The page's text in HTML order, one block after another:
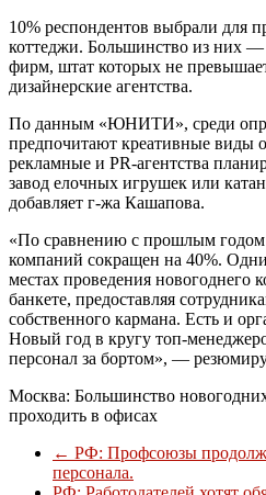
10% респондентов выбрали для
коттеджи. Большинство из них —
фирм, штат которых не
дизайнерские агентства.
По данным «ЮНИТИ», среди
предпочитают креативные виды
рекламные и PR-агентства
завод елочных игрушек или
добавляет г-жа Кашапова.
«По сравнению с прошлым
компаний сокращен на 40%.
местах проведения новогоднего
банкете, предоставляя
собственного кармана. Есть и
Новый год в кругу топ-
персонал за бортом», —
Москва: Большинство
проходить в офисах
← РФ: Профсоюзы
персонала.